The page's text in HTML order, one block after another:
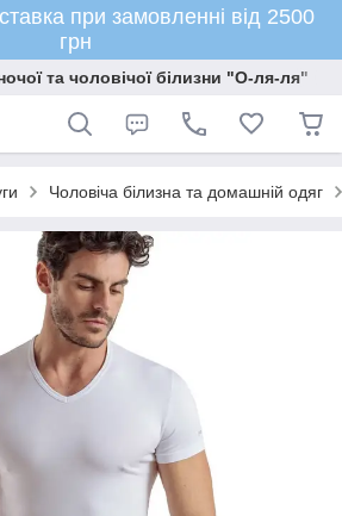
при замовленні від 2500
грн
та чоловічої білизни "О-ля-ля"
Чоловіча білизна та домашній одяг